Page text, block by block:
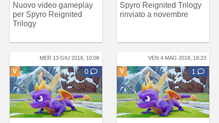
Nuovo video gameplay
per Spyro Reignited
Trilogy
Spyro Reignited Trilogy
rinviato a novembre
MER 13 GIU 2018, 10:08
V 0
VEN 4 MAG 2018, 18:23
V 1